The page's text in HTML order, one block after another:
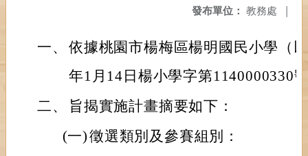
發布單位： 教務處 |
一、 依據桃園市楊梅區楊明國民小學（
年1月14日楊小學字第1140000330
二、
旨揭實施計畫摘要如下：
(一)徵選類別及參賽組別：